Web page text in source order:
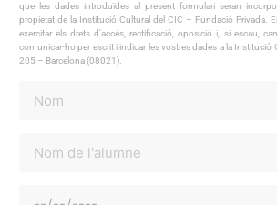
que les dades introduïdes al present formulari seran
propietat de la Institució Cultural del CIC – Fundació Privada.
exercitar els drets d’accés, rectificació, oposició i, si escau,
comunicar-ho per escrit i indicar les vostres dades a la Institució
205 – Barcelona (08021).